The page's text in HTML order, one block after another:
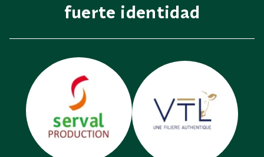
fuerte identidad